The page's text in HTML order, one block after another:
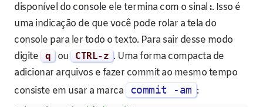
disponível do console ele termina com o sinal:. Isso é
uma indicação de que você pode rolar a tela do
console para ler todo o texto. Para sair desse modo
digite
q ou CTRL-z . Uma forma compacta de
adicionar arquivos e fazer commit ao mesmo tempo
consiste em usar a marca commit -am :